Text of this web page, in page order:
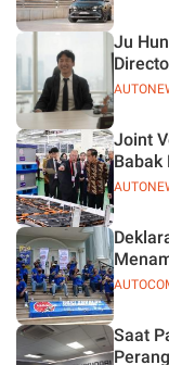
Ju
Joint
Babak
Saat
Perang